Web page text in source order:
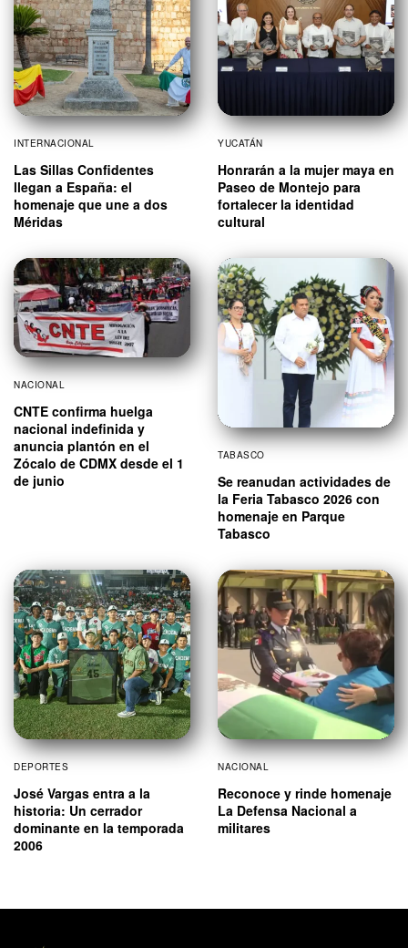
INTERNACIONAL
Las Sillas Confidentes
llegan a España: el
homenaje que une a dos
Méridas
YUCATÁN
Honrarán a la mujer maya en
Paseo de Montejo para
fortalecer la identidad
cultural
NACIONAL
CNTE confirma huelga
nacional indefinida y
anuncia plantón en el
Zócalo de CDMX desde el 1
de junio
TABASCO
Se reanudan actividades de
la Feria Tabasco 2026 con
homenaje en Parque
Tabasco
DEPORTES
José Vargas entra a la
historia: Un cerrador
dominante en la temporada
2006
NACIONAL
Reconoce y rinde homenaje
La Defensa Nacional a
militares